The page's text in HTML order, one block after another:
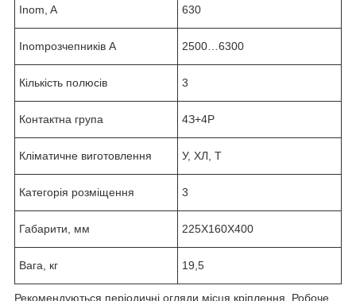
Inom, A 630
Inomрозчепників А 2500…6300
Кількість полюсів 3
Контактна група 4З+4Р
Кліматичне виготовлення У, ХЛ, Т
Категорія розміщення 3
Габарити, мм 225Х160Х400
Вага, кг 19,5
Рекомендуються періодичні огляди місця кріплення. Робоче